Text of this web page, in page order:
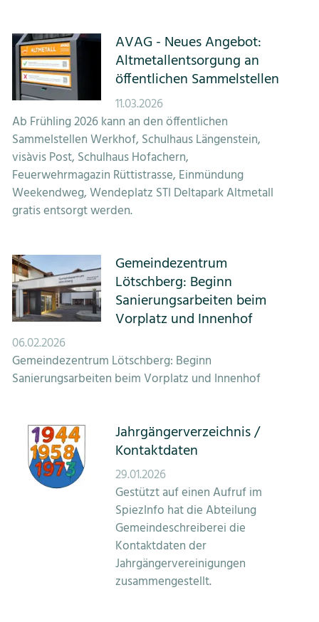
AVAG - Neues Angebot:
Altmetallentsorgung an
öffentlichen Sammelstellen
11.03.2026
Ab Frühling 2026 kann an den öffentlichen
Sammelstellen Werkhof, Schulhaus Längenstein,
visàvis Post, Schulhaus Hofachern,
Feuerwehrmagazin Rüttistrasse, Einmündung
Weekendweg, Wendeplatz STI Deltapark Altmetall
gratis entsorgt werden.
Gemeindezentrum
Lötschberg: Beginn
Sanierungsarbeiten beim
Vorplatz und Innenhof
06.02.2026
Gemeindezentrum Lötschberg: Beginn
Sanierungsarbeiten beim Vorplatz und Innenhof
Jahrgängerverzeichnis /
Kontaktdaten
29.01.2026
Gestützt auf einen Aufruf im
SpiezInfo hat die Abteilung
Gemeindeschreiberei die
Kontaktdaten der
Jahrgängervereinigungen
zusammengestellt.